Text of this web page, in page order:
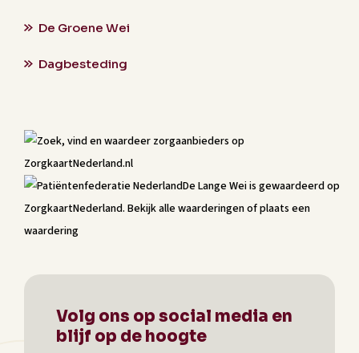
De Groene Wei
Dagbesteding
De Lange Weiis gewaardeerd op
ZorgkaartNederland. Bekijk alle waarderingenofplaats een
waardering
Volg ons op social media en
blijf op de hoogte